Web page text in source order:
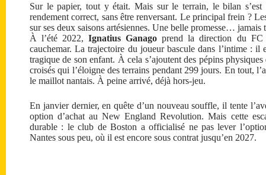
Sur le papier, tout y était. Mais sur le terrain, le bilan
rendement correct, sans être renversant. Le principal frein ?
sur ses deux saisons artésiennes. Une belle promesse… jamais
À l’été 2022,Ignatius Ganago prend la direction du FC
cauchemar. La trajectoire du joueur bascule dans l’intime : il
tragique de son enfant. À cela s’ajoutent des pépins
croisés qui l’éloigne des terrains pendant 299 jours. En tout,
le maillot nantais. À peine arrivé, déjà hors-jeu.
En janvier dernier, en quête d’un nouveau souffle, il tente
option d’achat au New England Revolution. Mais cette
durable : le club de Boston a officialisé ne pas lever
Nantes sous peu, où il est encore sous contrat jusqu’en 2027.